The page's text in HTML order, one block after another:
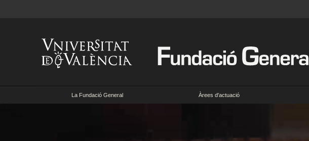
La Fundació General Àrees d'actuació